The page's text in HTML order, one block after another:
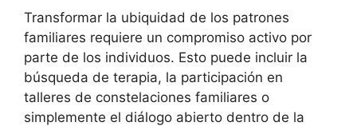
Transformar la ubiquidad de los patrones
familiares requiere un compromiso activo por
parte de los individuos. Esto puede incluir la
búsqueda de terapia, la participación en
talleres de constelaciones familiares o
simplemente el diálogo abierto dentro de la